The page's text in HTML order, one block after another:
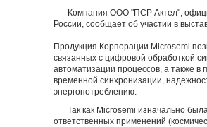
Компания ООО "ПСР Актел",
России, сообщает об участии в
Продукция Корпорации Microsemi
связанных с цифровой обработкой
автоматизации процессов, а также
временной синхронизации,
энергопотреблению.
Так как Microsemi изначально
ответственных применений